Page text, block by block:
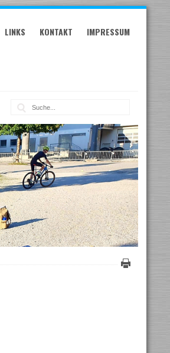
LINKS KONTAKT IMPRESSUM
Suche: